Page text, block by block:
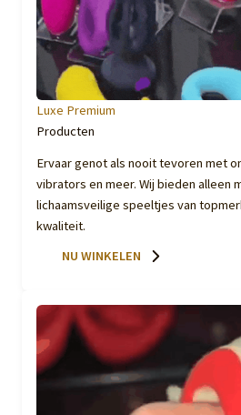
Luxe Premium
Producten
Ervaar genot als nooit tevoren met
vibrators en meer. Wij bieden alleen
lichaamsveilige speeltjes van
kwaliteit.
NU WINKELEN